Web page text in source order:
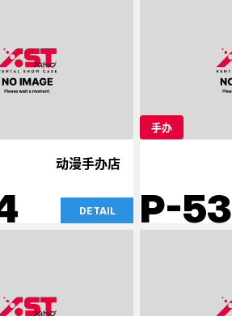
动漫手办店
DETAIL
手办
P-53